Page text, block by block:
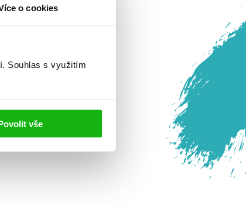
o cookies
Souhlas s využitím
vše